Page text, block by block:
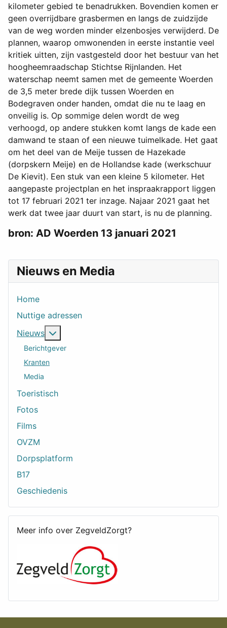
Nieuws en Media
Home
Nuttige adressen
Nieuws
Berichtgever
Kranten
Media
Toeristisch
Fotos
Films
OVZM
Dorpsplatform
B17
Geschiedenis
Meer info over ZegveldZorgt?
kilometer gebied te benadrukken. Bovendien komen er
geen overrijdbare grasbermen en langs de zuidzijde
van de weg worden minder elzenbosjes verwijderd. De
plannen, waarop omwonenden in eerste instantie veel
kritiek uitten, zijn vastgesteld door het bestuur van het
hoogheemraadschap Stichtse Rijnlanden. Het
waterschap neemt samen met de gemeente Woerden
de 3,5 meter brede dijk tussen Woerden en
Bodegraven onder handen, omdat die nu te laag en
onveilig is. Op sommige delen wordt de weg
verhoogd, op andere stukken komt langs de kade een
damwand te staan of een nieuwe tuimelkade. Het gaat
om het deel van de Meije tussen de Hazekade
(dorpskern Meije) en de Hollandse kade (werkschuur
De Kievit). Een stuk van een kleine 5 kilometer. Het
aangepaste projectplan en het inspraakrapport liggen
tot 17 februari 2021 ter inzage. Najaar 2021 gaat het
werk dat twee jaar duurt van start, is nu de planning.
bron: AD Woerden 13 januari 2021